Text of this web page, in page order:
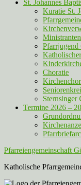
St. Johannes
Kuratie St.
Ministranten
Pfarrjugend
Choratie
Kirchenchor
Sternsinger
Termine 2026 –
Pfarreiengemeinschaft
Katholische